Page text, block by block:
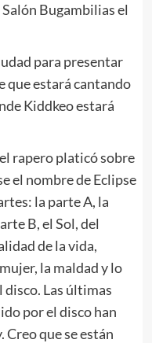
Bugambilias el
para presentar
que estará cantando
Kiddkeo estará
rapero platicó sobre
el nombre de Eclipse
la parte A, la
B, el Sol, del
de la vida,
la maldad y lo
disco. Las últimas
por el disco han
que se están